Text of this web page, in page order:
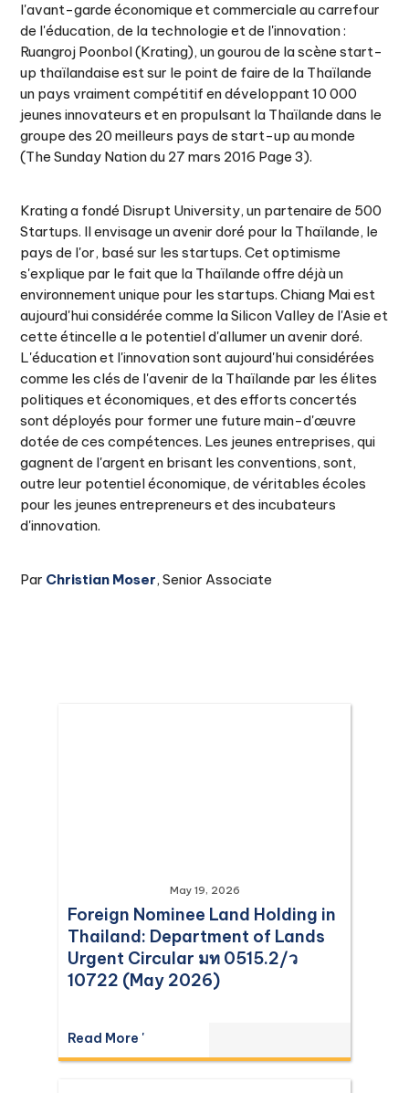
l'avant-garde économique et commerciale au carrefour
de l'éducation, de la technologie et de l'innovation :
Ruangroj Poonbol (Krating), un gourou de la scène start-
up thaïlandaise est sur le point de faire de la Thaïlande
un pays vraiment compétitif en développant 10 000
jeunes innovateurs et en propulsant la Thaïlande dans le
groupe des 20 meilleurs pays de start-up au monde
(The Sunday Nation du 27 mars 2016 Page 3).
Krating a fondé Disrupt University, un partenaire de 500
Startups. Il envisage un avenir doré pour la Thaïlande, le
pays de l'or, basé sur les startups. Cet optimisme
s'explique par le fait que la Thaïlande offre déjà un
environnement unique pour les startups. Chiang Mai est
aujourd'hui considérée comme la Silicon Valley de l'Asie et
cette étincelle a le potentiel d'allumer un avenir doré.
L'éducation et l'innovation sont aujourd'hui considérées
comme les clés de l'avenir de la Thaïlande par les élites
politiques et économiques, et des efforts concertés
sont déployés pour former une future main-d'œuvre
dotée de ces compétences. Les jeunes entreprises, qui
gagnent de l'argent en brisant les conventions, sont,
outre leur potentiel économique, de véritables écoles
pour les jeunes entrepreneurs et des incubateurs
d'innovation.
Par Christian Moser, Senior Associate
May 19, 2026
Foreign Nominee Land Holding in
Thailand: Department of Lands
Urgent Circular มท 0515.2/ว
10722 (May 2026)
Read More '